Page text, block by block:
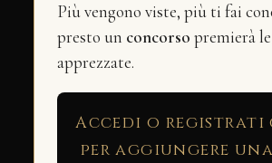
Più vengono viste, più ti fai
presto un concorso premierà
apprezzate.
Accedi o registrati
per aggiungere